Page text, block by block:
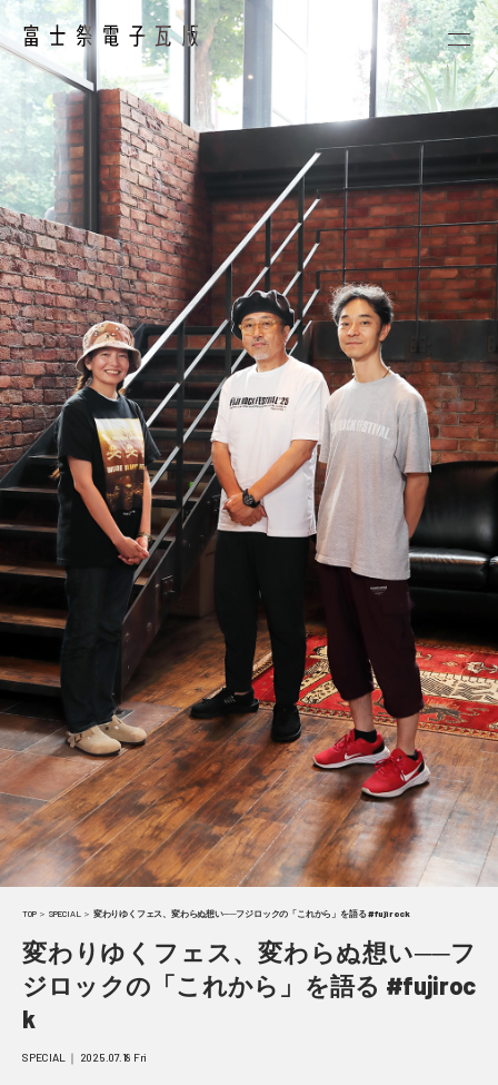
TOP＞ SPECIAL＞ 変わりゆくフェス、変わらぬ想い──フジロックの「これから」を語る #fujirock
変わりゆくフェス、変わらぬ想い──フ
ジロックの「これから」を語る #fujiroc
k
SPECIAL ｜ 2025.07.18 Fri